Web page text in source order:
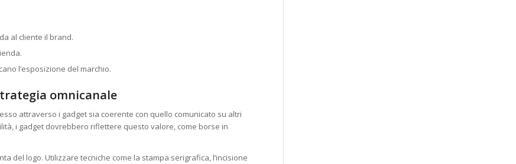
al cliente il brand.
l’esposizione del marchio.
omnicanale
attraverso i gadget sia coerente con quello comunicato su altri
i gadget dovrebbero riflettere questo valore, come borse in
del logo. Utilizzare tecniche come la stampa serigrafica, l’incisione